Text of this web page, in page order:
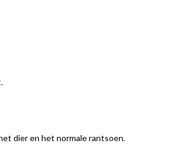
dier en het normale rantsoen.